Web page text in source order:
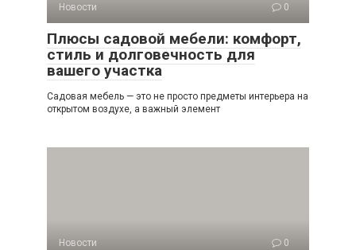
Новости 0
Плюсы садовой мебели: комфорт,
стиль и долговечность для
вашего участка
Садовая мебель — это не просто предметы интерьера на
открытом воздухе, а важный элемент
Новости 0